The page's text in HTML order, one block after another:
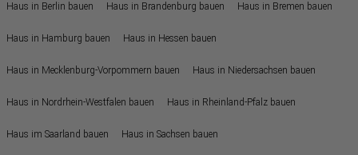
Haus in Berlin bauen Haus in Brandenburg bauen Haus in Bremen bauen
Haus in Hamburg bauen Haus in Hessen bauen
Haus in Mecklenburg-Vorpommern bauen Haus in Niedersachsen bauen
Haus in Nordrhein-Westfalen bauen Haus in Rheinland-Pfalz bauen
Haus im Saarland bauen Haus in Sachsen bauen